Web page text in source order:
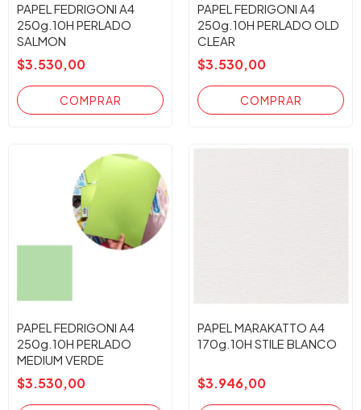
PAPEL FEDRIGONI A4
250g.10H PERLADO
SALMON
$3.530,00
PAPEL FEDRIGONI A4
250g.10H PERLADO OLD
CLEAR
$3.530,00
PAPEL FEDRIGONI A4
250g.10H PERLADO
MEDIUM VERDE
$3.530,00
PAPEL MARAKATTO A4
170g.10H STILE BLANCO
$3.946,00